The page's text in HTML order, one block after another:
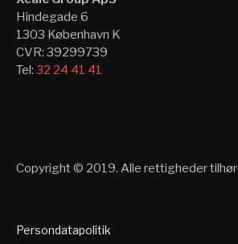
Hindegade 6
1303 København K
CVR: 39299739
Tel: 32 24 41 41
Copyright © 2019. Alle rettigheder
Persondatapolitik